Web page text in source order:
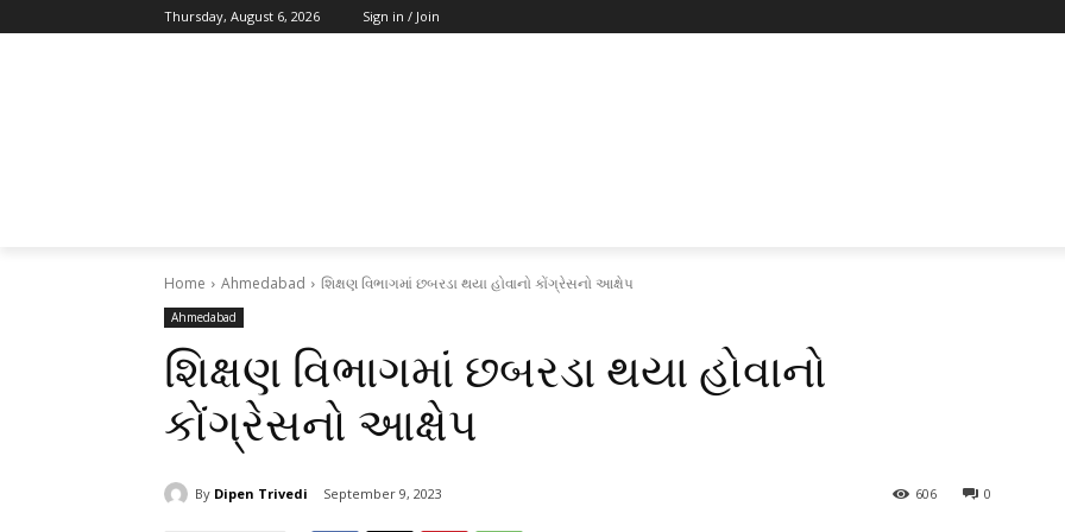
Thursday, August 6, 2026 Sign in / Join
Home Ahmedabad શિક્ષણ વિભાગમાં છબરડા થયા હોવાનો કોંગ્રેસનો આક્ષેપ
Ahmedabad
શિક્ષણ વિભાગમાં છબરડા થયા હોવાનો
કોંગ્રેસનો આક્ષેપ
By Dipen Trivedi September 9, 2023 0
606